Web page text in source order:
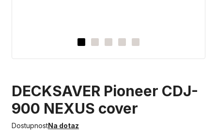
DECKSAVER Pioneer CDJ-
900 NEXUS cover
DostupnostNa dotaz